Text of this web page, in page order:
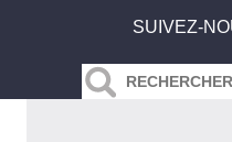
SUIVEZ-